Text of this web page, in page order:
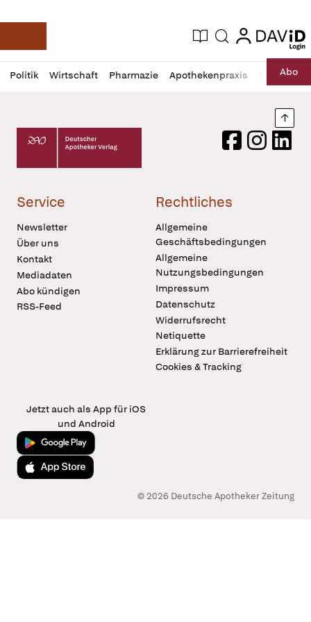
Deutsche Apotheker Zeitung
Aktuelle Ausgabe
Suche login
login
Politik Wirtschaft Pharmazie Apothekenpraxis RechtAbo
Profil
öffnen
Daz
Pur
Deutscher Apotheker Verlag Logo
FacebookInstagram
Service
Newsletter
Über uns
Kontakt
Mediadaten
Abo kündigen
RSS-Feed
Rechtliches
Allgemeine
Geschäftsbedingungen
Allgemeine
Nutzungsbedingungen
Impressum
Datenschutz
Widerrufsrecht
Netiquette
Erklärung zur Barrierefreiheit
Cookies & Tracking
Jetzt auch als App für iOS
und Android
Jetzt bei Google Play
Laden im App Store
© 2026 Deutsche Apotheker Zeitung